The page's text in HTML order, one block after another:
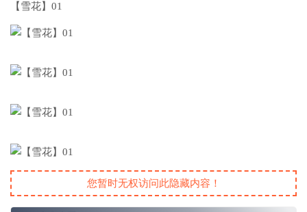
【雪花】01
您暂时无权访问此隐藏内容！